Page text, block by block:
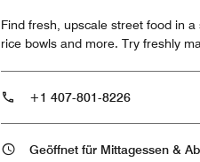
Find fresh, upscale street food in
rice bowls and more. Try freshly
+1 407-801-8226